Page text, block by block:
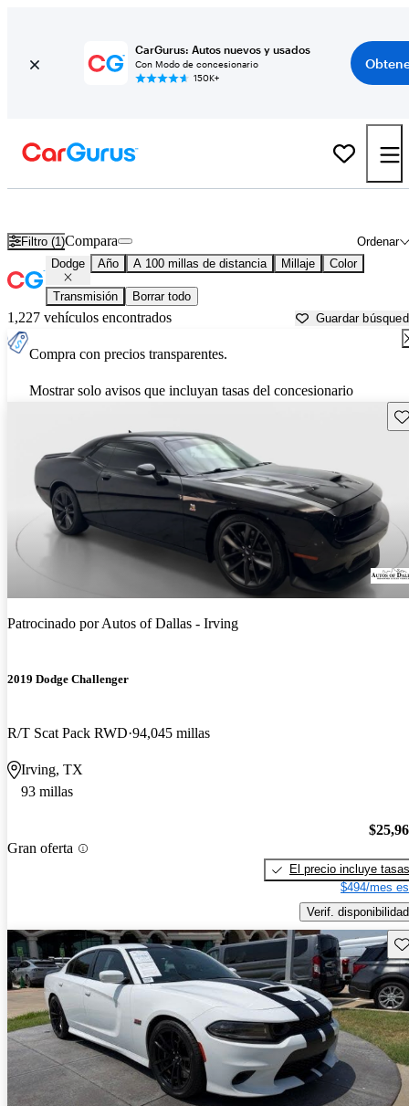
CarGurus: Autos nuevos y usados
Con Modo de concesionario
150K+
Filtro (1) Ordenar
Compara
Dodge Año A 100 millas de distancia Millaje Color
Transmisión Borrar todo
1,227 vehículos encontrados Guardar
Compra con precios transparentes.
Mostrar solo avisos que incluyan tasas del concesionario
Patrocinado porAutos of Dallas - Irving
2019 Dodge Challenger
R/T Scat Pack RWD 94,045 millas
Irving, TX
93 millas
Gran oferta
El precio incluye tasas
$494/mes
Verif. disponibilidad